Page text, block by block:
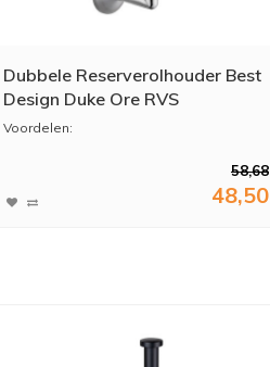
Dubbele Reserverolhouder Best
Design Duke Ore RVS
Voordelen:
* Altijd een extra rol toiletpapier binnen
h...
58,68
48,50